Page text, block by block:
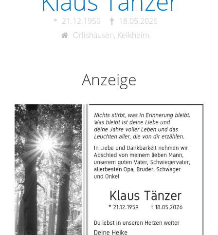
21.12.1959
18.05.2026
Orlishausen, Kelkheim
Anzeige